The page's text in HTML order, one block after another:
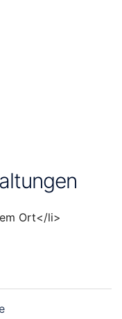
Ort</li>